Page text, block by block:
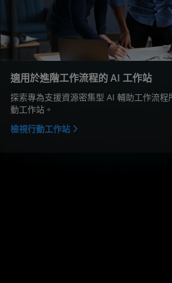
適用於進階工作流程的 AI 工作站
探索專為支援資源密集型 AI 輔助工作流程
動工作站。
檢視行動工作站